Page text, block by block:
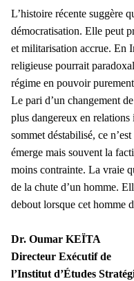
L’histoire récente suggère
démocratisation. Elle peut
et militarisation accrue. En
religieuse pourrait
régime en pouvoir
Le pari d’un changement
plus dangereux en
sommet déstabilisé, ce
émerge mais souvent la
moins contrainte. La vraie
de la chute d’un homme.
debout lorsque cet homme
Dr. Oumar KEÏTA
Directeur Exécutif de
l’Institut d’Études